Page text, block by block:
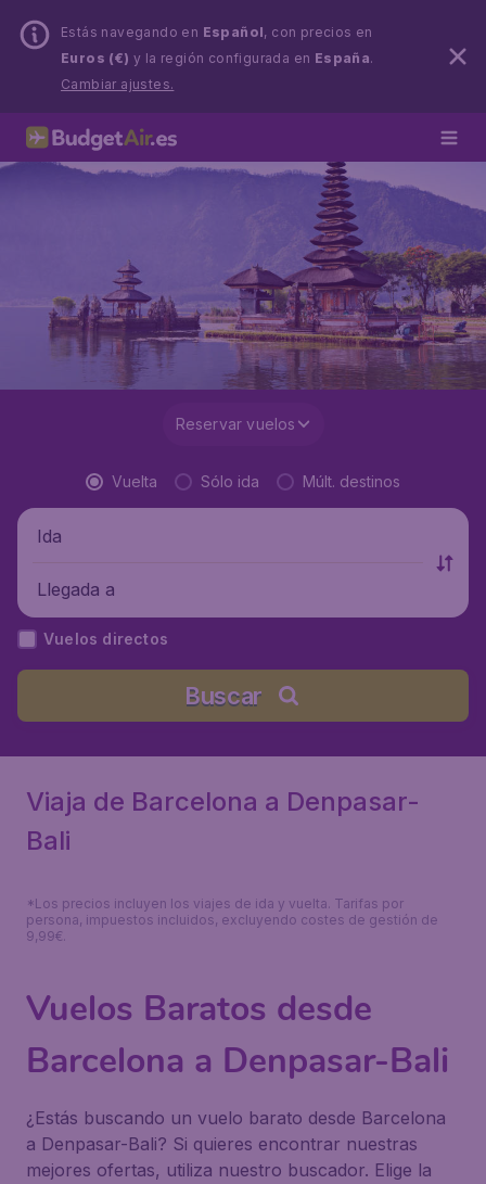
Estás navegando en Español, con precios en
Euros (€) y la región configurada en España.
Cambiar ajustes.
Reservar vuelos
Vuelta Sólo ida Múlt. destinos
Ida
Llegada a
Vuelos directos
Buscar
Viaja de Barcelona a Denpasar-
Bali
*Los precios incluyen los viajes de ida y vuelta. Tarifas por
persona, impuestos incluidos, excluyendo costes de gestión de
9,99€.
Vuelos Baratos desde
Barcelona a Denpasar-Bali
¿Estás buscando un vuelo barato desde Barcelona
a Denpasar-Bali? Si quieres encontrar nuestras
mejores ofertas, utiliza nuestro buscador. Elige la